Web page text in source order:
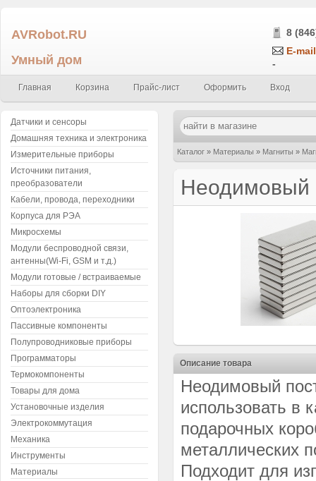
AVRobot.RU
Умный дом
8
E-
-
Главная Корзина Прайс-лист Оформить Вход
Каталог » Материалы » Магниты »
Неодимовый
Описание товара
Неодимовый
использовать в
подарочных
металлических
Подходит для
Датчики и сенсоры
Домашняя техника и электроника
Измерительные приборы
Источники питания,
преобразователи
Кабели, провода, переходники
Корпуса для РЭА
Микросхемы
Модули беспроводной связи,
антенны(Wi-Fi, GSM и т.д.)
Модули готовые / встраиваемые
Наборы для сборки DIY
Оптоэлектроника
Пассивные компоненты
Полупроводниковые приборы
Программаторы
Термокомпоненты
Товары для дома
Установочные изделия
Электрокоммутация
Механика
Инструменты
Материалы